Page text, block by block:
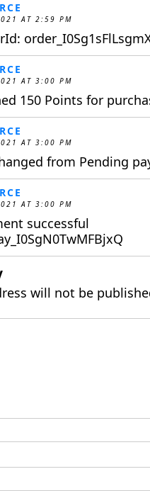
AT 2:59 PM
AT 3:00 PM
150 Points for
AT 3:00 PM
from Pending
AT 3:00 PM
successful
will not be